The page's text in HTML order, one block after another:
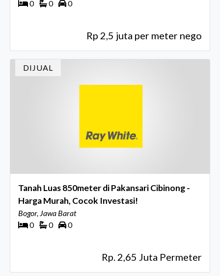
0
0 0
Rp 2,5 juta per meter nego
DIJUAL
Tanah Luas 850meter di Pakansari Cibinong -
Harga Murah, Cocok Investasi!
Bogor, Jawa Barat
0
0 0
Rp. 2,65 Juta Permeter